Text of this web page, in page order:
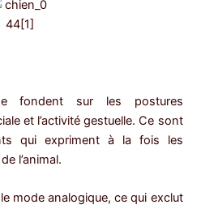
fondent sur les postures
et l’activité gestuelle. Ce sont
qui expriment à la fois les
l’animal.
mode analogique, ce qui exclut